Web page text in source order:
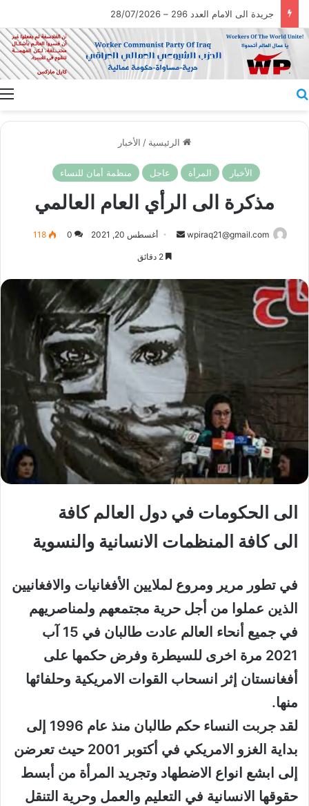
جريدة الى الامام العدد 296 – 28/07/2026
الرئيسية / الأخبار
الأخبار المرأة عاجل منظمة أمان للنساء
مذكرة الى الرأي العام العالمي
wpiraq21@gmail.com
أرسل
بريدا
أغسطس 20, 2021 0
118
الى الحكومات في دول العالم كافة
الى كافة المنظمات الانسانية والنسوية
في تطور مرير ومروع لملايين الأفغانيات والافغانيين
الذين عملوا من أجل حرية مجتمعهم ولمناصريهم
في جميع أنحاء العالم عادت طالبان في 15 آب
2021 مرة اخرى للسيطرة وفرض حكمها على
أفغانستان إثر انسحاب القوات الامريكية وحلفائها
منها.
لقد جربت النساء حكم طالبان منذ عام 1996 إلى
بداية الغزو الامريكي في أكتوبر 2001 حيث تعرضن
إلى ابشع انواع الاضطهاد وتجريد المرأة من أبسط
حقوقها الانسانية في التعليم والعمل وحرية التنقل